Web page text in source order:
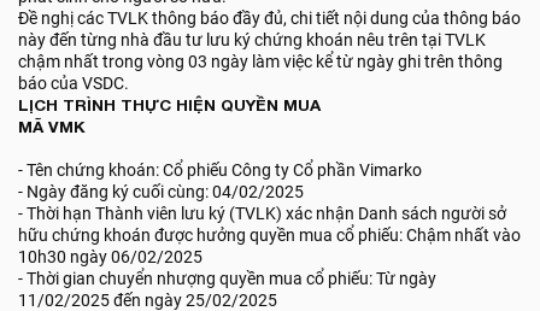
Đề nghị các TVLK thông báo đầy đủ, chi tiết nội dung của thông báo
này đến từng nhà đầu tư lưu ký chứng khoán nêu trên tại TVLK
chậm nhất trong vòng 03 ngày làm việc kể từ ngày ghi trên thông
báo của VSDC.
LỊCH TRÌNH THỰC HIỆN QUYỀN MUA
MÃ VMK
- Tên chứng khoán: Cổ phiếu Công ty Cổ phần Vimarko
- Ngày đăng ký cuối cùng: 04/02/2025
- Thời hạn Thành viên lưu ký (TVLK) xác nhận Danh sách người sở
hữu chứng khoán được hưởng quyền mua cổ phiếu: Chậm nhất vào
10h30 ngày 06/02/2025
- Thời gian chuyển nhượng quyền mua cổ phiếu: Từ ngày
11/02/2025 đến ngày 25/02/2025